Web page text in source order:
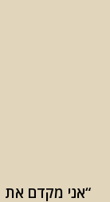
“אני מקדם את